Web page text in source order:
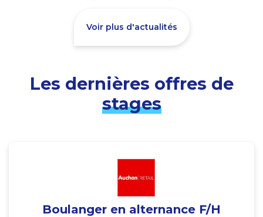
Voir plus d'actualités
Les dernières offres de
stages
Boulanger en alternance F/H